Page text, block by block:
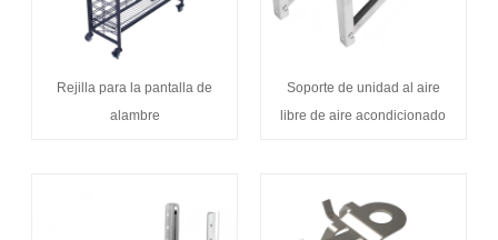
Rejilla para la pantalla de
alambre
Soporte de unidad al aire
libre de aire acondicionado